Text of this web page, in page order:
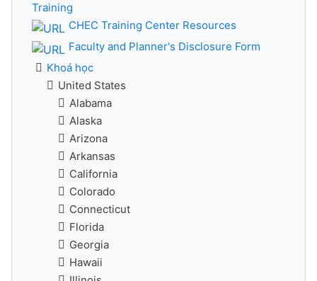
Training
CHEC Training Center Resources
Faculty and Planner's Disclosure Form
Khoá học
United States
Alabama
Alaska
Arizona
Arkansas
California
Colorado
Connecticut
Florida
Georgia
Hawaii